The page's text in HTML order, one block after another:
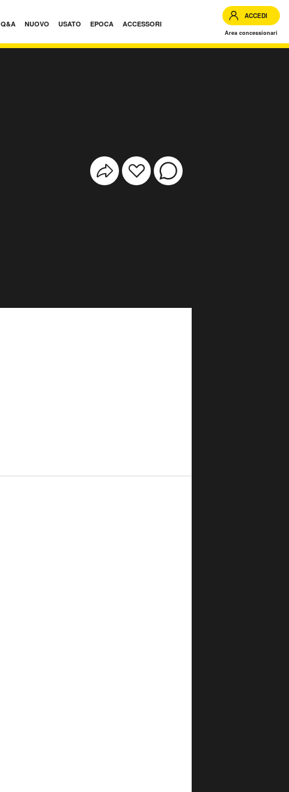
Q&A NUOVO USATO EPOCA ACCESSORI
ACCEDI
Area concessionari